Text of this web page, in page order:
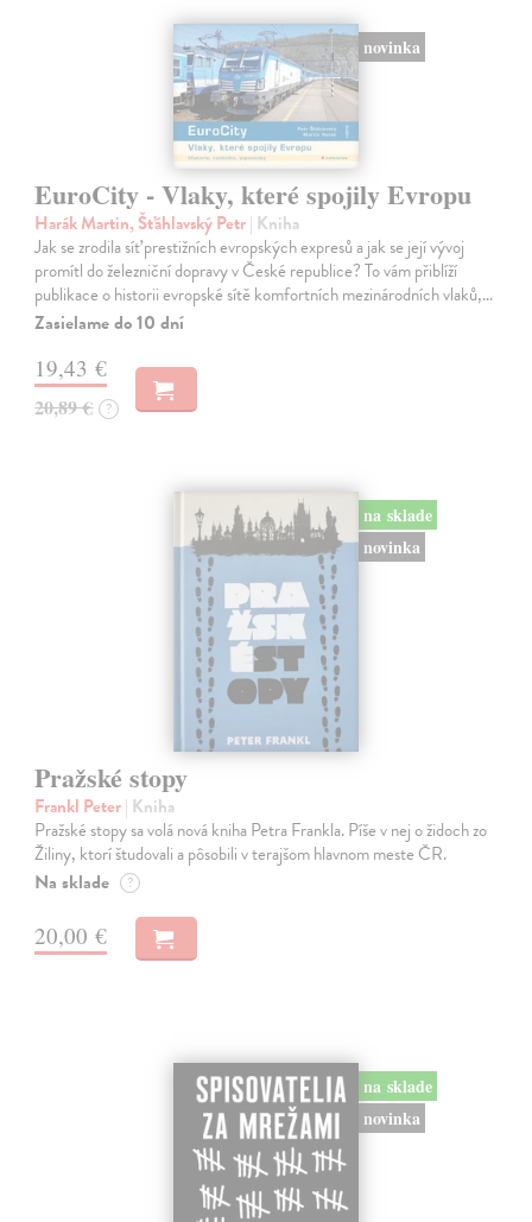
novinka
EuroCity - Vlaky, které spojily Evropu
Harák Martin, Šťáhlavský Petr| Kniha
Jak se zrodila síť prestižních evropských expresů a jak se její vývoj
promítl do železniční dopravy v České republice? To vám přiblíží
publikace o historii evropské sítě komfortních mezinárodních vlaků,…
Zasielame do 10 dní
19,43 €
20,89 € ?
na sklade
novinka
Pražské stopy
Frankl Peter| Kniha
Pražské stopy sa volá nová kniha Petra Frankla. Píše v nej o židoch zo
Žiliny, ktorí študovali a pôsobili v terajšom hlavnom meste ČR.
Na sklade ?
20,00 €
na sklade
novinka